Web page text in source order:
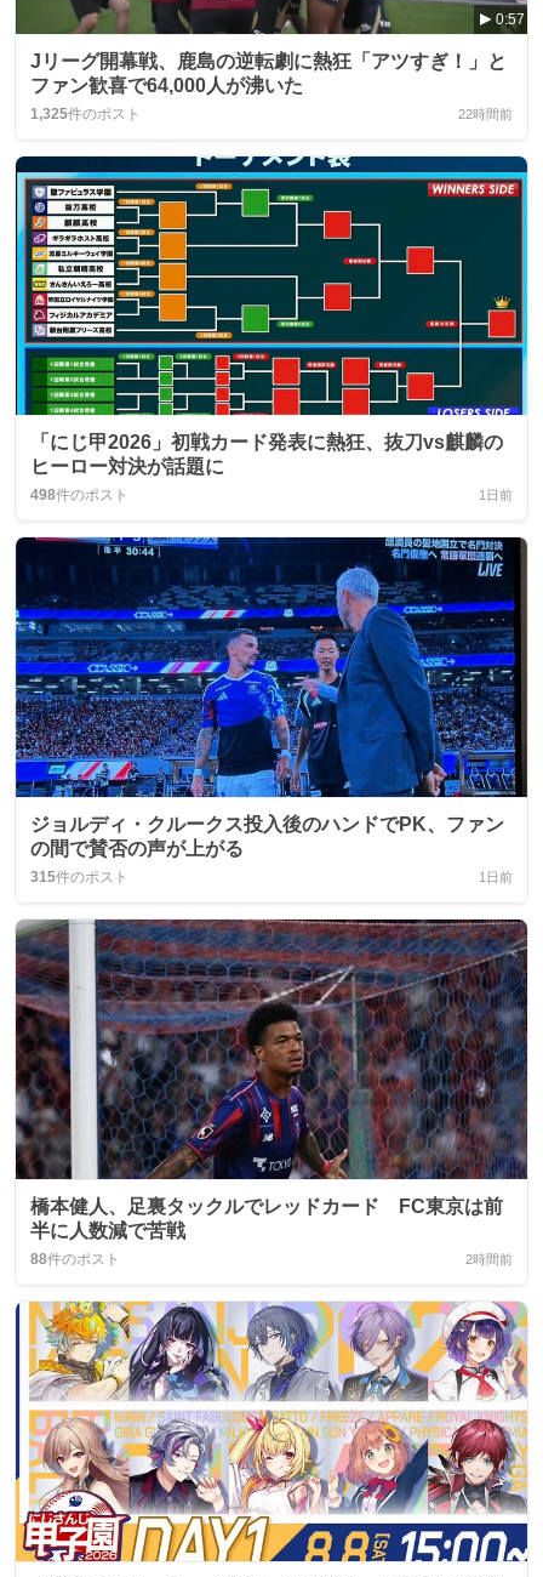
0:57
Jリーグ開幕戦、鹿島の逆転劇に熱狂「アツすぎ！」と
ファン歓喜で64,000人が沸いた
1,325件のポスト 22時間前
「にじ甲2026」初戦カード発表に熱狂、抜刀vs麒麟の
ヒーロー対決が話題に
498件のポスト 1日前
ジョルディ・クルークス投入後のハンドでPK、ファン
の間で賛否の声が上がる
315件のポスト 1日前
橋本健人、足裏タックルでレッドカード FC東京は前
半に人数減で苦戦
88件のポスト 2時間前